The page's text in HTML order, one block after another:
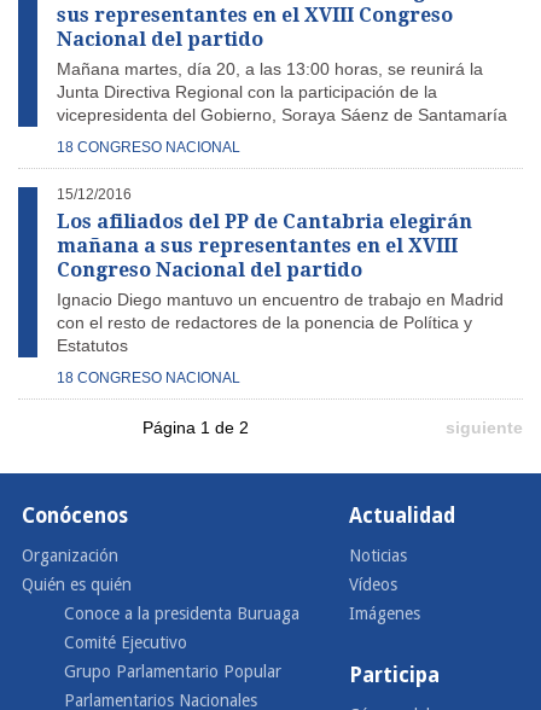
sus representantes en el XVIII Congreso
Nacional del partido
Mañana martes, día 20, a las 13:00 horas, se reunirá la
Junta Directiva Regional con la participación de la
vicepresidenta del Gobierno, Soraya Sáenz de Santamaría
18 CONGRESO NACIONAL
15/12/2016
Los afiliados del PP de Cantabria elegirán
mañana a sus representantes en el XVIII
Congreso Nacional del partido
Ignacio Diego mantuvo un encuentro de trabajo en Madrid
con el resto de redactores de la ponencia de Política y
Estatutos
18 CONGRESO NACIONAL
Página 1 de 2 siguiente
Conócenos
Organización
Quién es quién
Conoce a la presidenta Buruaga
Comité Ejecutivo
Grupo Parlamentario Popular
Parlamentarios Nacionales
Actualidad
Noticias
Vídeos
Imágenes
Participa